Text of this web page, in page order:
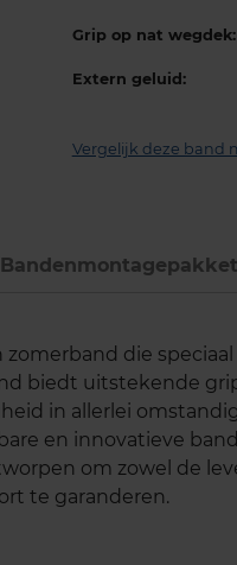
Grip op nat wegdek:
Extern geluid:
Vergelijk deze band
zomerband die
biedt uitstekende
in allerlei
en innovatieve
om zowel de
te garanderen.